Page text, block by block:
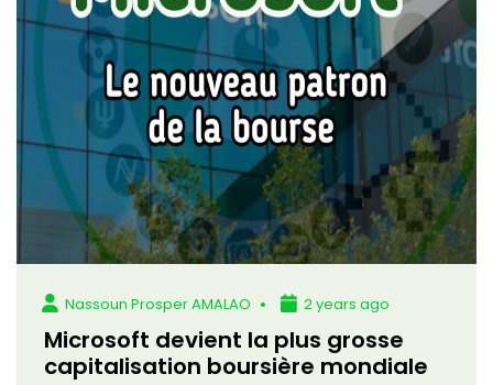
Nassoun Prosper AMALAO 2 years ago
Microsoft devient la plus grosse
capitalisation boursière mondiale